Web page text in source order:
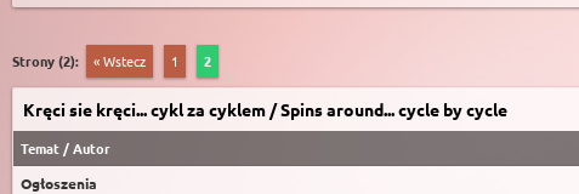
Strony (2): « Wstecz 1 2
Kręci sie kręci... cykl za cyklem / Spins around... cycle by cycle
Temat /Autor
Ogłoszenia